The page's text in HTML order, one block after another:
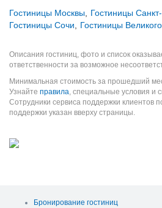
Гостиницы Москвы Гостиницы
Гостиницы Сочи
Гостиницы
Описания гостиниц, фото и список
ответственности за возможное
Минимальная стоимость за прошедший
Узнайте правила, специальные условия и
Сотрудники сервиса поддержки клиентов
поддержки указан вверху страницы.
Бронирование гостиниц